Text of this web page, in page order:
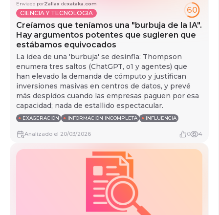
Enviado porZallax dexataka.com
CIENCIA Y TECNOLOGÍA 60
Creíamos que teníamos una "burbuja de la IA".
Hay argumentos potentes que sugieren que
estábamos equivocados
La idea de una 'burbuja' se desinfla: Thompson
enumera tres saltos (ChatGPT, o1 y agentes) que
han elevado la demanda de cómputo y justifican
inversiones masivas en centros de datos, y prevé
más despidos cuando las empresas paguen por esa
capacidad; nada de estallido espectacular.
● EXAGERACIÓN ● INFORMACIÓN INCOMPLETA ● INFLUENCIA
Analizado el 20/03/2026 0 4